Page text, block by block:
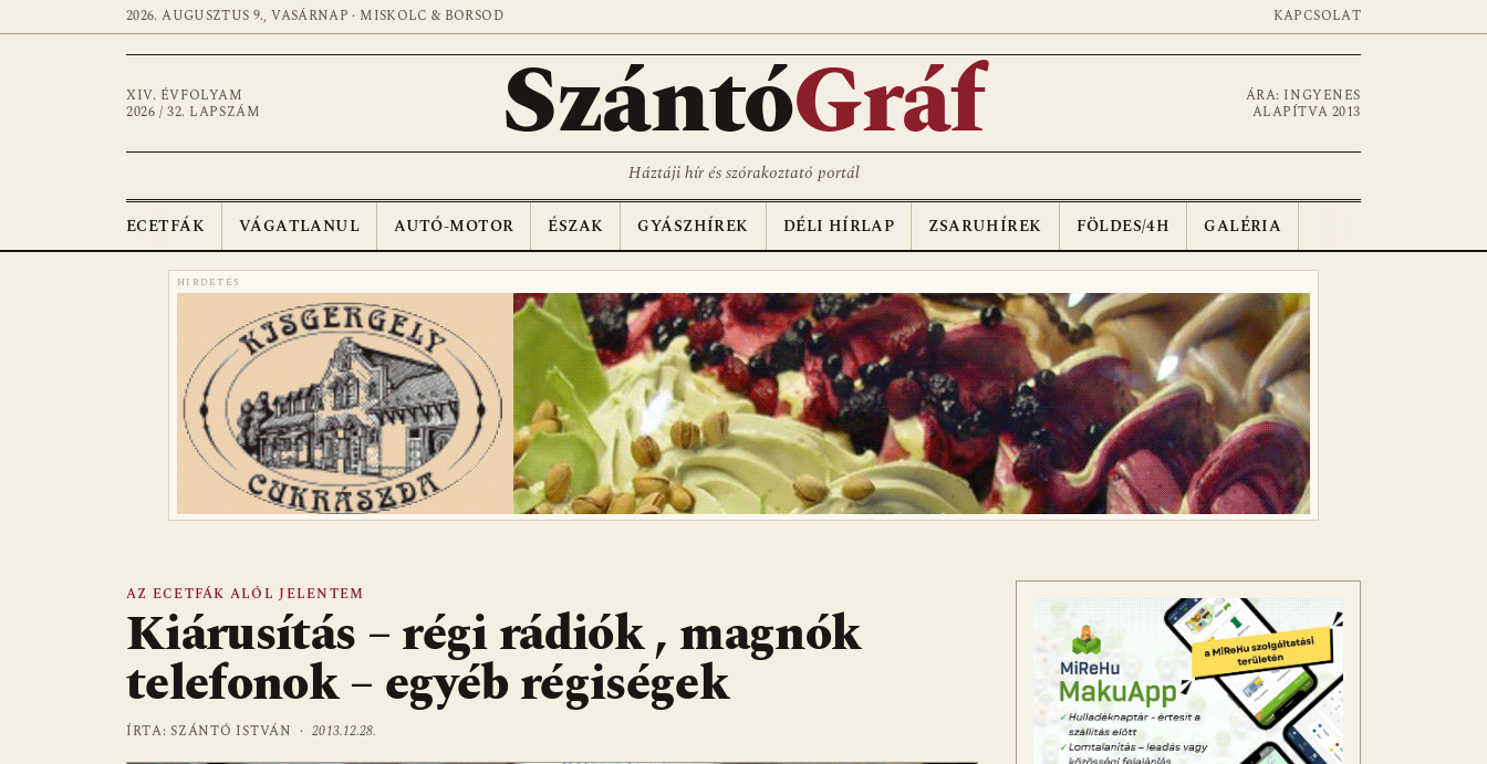
2026. AUGUSZTUS 9., VASÁRNAP · MISKOLC & BORSOD KAPCSOLAT
XIV. ÉVFOLYAM
2026 / 32. LAPSZÁM
SzántóGráf
ÁRA: INGYENES
ALAPÍTVA 2013
Háztáji hír és szórakoztató portál
ECETFÁK VÁGATLANUL AUTÓ-MOTOR ÉSZAK GYÁSZHÍREK DÉLI HÍRLAP ZSARUHÍREK FÖLDES/4H GALÉRIA
HIRDETÉS
AZ ECETFÁK ALÓL JELENTEM
Kiárusítás – régi rádiók , magnók
telefonok – egyéb régiségek
ÍRTA: SZÁNTÓ ISTVÁN ·2013.12.28.